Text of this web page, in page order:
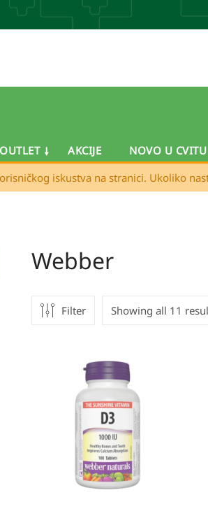
OUTLET AKCIJE NOVO U CVITU
iskustva na stranici. Ukoliko
Webber
Filter Showing all 11